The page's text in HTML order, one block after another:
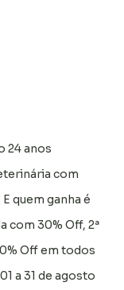
24 anos
com
quem ganha é
com 30% Off, 2ª
Off em todos
a 31 de agosto